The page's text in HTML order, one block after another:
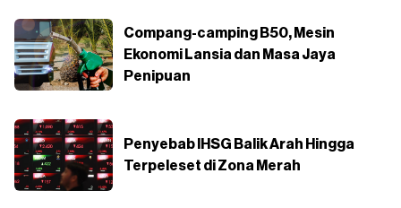
Compang-camping B50, Mesin
Ekonomi Lansia dan Masa Jaya
Penipuan
Penyebab IHSG Balik Arah Hingga
Terpeleset di Zona Merah